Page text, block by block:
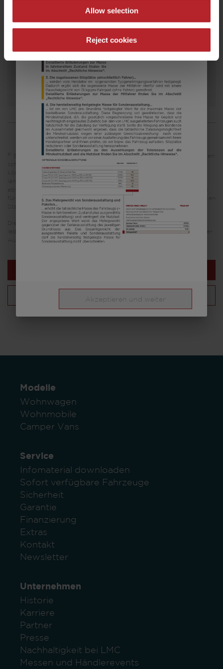
Allow selection
Reject cookies
Zulässig. Gesamtgewicht
Modell auswählen
Es handelt sich um eine unverbindliche Preisempfehlung, die auf den
schweizerischen Verkaufspreisen basiert. Preise in anderen Ländern
können aufgrund der Währungsumrechnung und der
länderspezifischen Mehrwertsteuer, Gebühren und Einfuhrzölle
abweichen. Daher wird empfohlen, einen örtlichen Händler nach den
für das jeweilige Land geltenden Preisen zu fragen, um den aktuellsten
Stand zu erfahren.
Die in diesem Fahrzeugkonfigurator dargestellten Bilder dienen
lediglich Illustrationszwecken. Sie können von anderen Modellen oder
Ausstattungsvarianten stammen und abweichen.
Modelle
Wohnwagen
Wohnmobile
Camper Vans
Service
Infomaterial downloaden
Sofort verfügbare Fahrzeuge
Sicherheit
Garantie
Finanzierung
Extras
Kontakt
Newsletter
Unternehmen
Historie
Karriere
Partner
Presse
Nachhaltigkeit bei LMC
Messen und Händlerevents
Akzeptieren und weiter